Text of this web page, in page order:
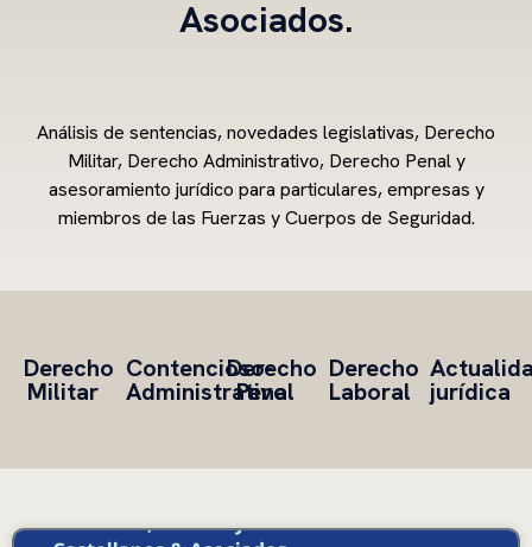
Asociados.
Análisis de sentencias, novedades legislativas, Derecho
Militar, Derecho Administrativo, Derecho Penal y
asesoramiento jurídico para particulares, empresas y
miembros de las Fuerzas y Cuerpos de Seguridad.
Derecho
Militar
Contencioso-
Administrativo
Derecho
Penal
Derecho
Laboral jurídica